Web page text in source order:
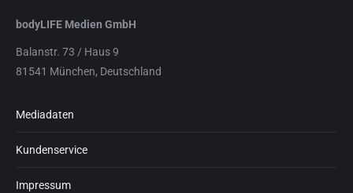
bodyLIFE Medien GmbH
Balanstr. 73 / Haus 9
81541 München, Deutschland
Mediadaten
Kundenservice
Impressum